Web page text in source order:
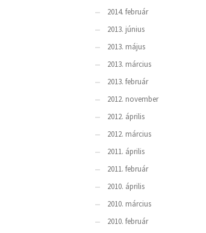
2014. február
2013. június
2013. május
2013. március
2013. február
2012. november
2012. április
2012. március
2011. április
2011. február
2010. április
2010. március
2010. február